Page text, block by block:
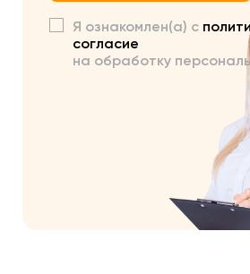
Я ознакомлен(а) с
согласие
на обработку